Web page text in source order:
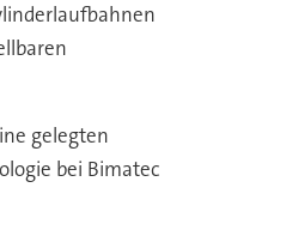
gelegten
bei Bimatec